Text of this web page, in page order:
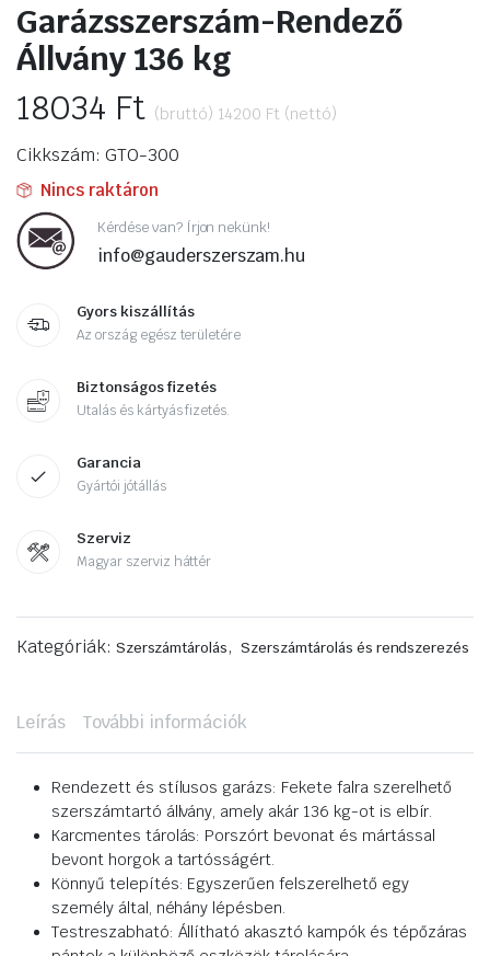
Garázsszerszám-Rendező
Állvány 136 kg
18034 Ft (bruttó) 14200 Ft (nettó)
Cikkszám: GTO-300
Nincs raktáron
Kérdése van? Írjon nekünk!
info@gauderszerszam.hu
Gyors kiszállítás
Az ország egész területére
Biztonságos fizetés
Utalás és kártyás fizetés.
Garancia
Gyártói jótállás
Szerviz
Magyar szerviz háttér
Kategóriák: Szerszámtárolás, Szerszámtárolás és rendszerezés
Leírás További információk
Rendezett és stílusos garázs: Fekete falra szerelhető
szerszámtartó állvány, amely akár 136 kg-ot is elbír.
Karcmentes tárolás: Porszórt bevonat és mártással
bevont horgok a tartósságért.
Könnyű telepítés: Egyszerűen felszerelhető egy
személy által, néhány lépésben.
Testreszabható: Állítható akasztó kampók és tépőzáras